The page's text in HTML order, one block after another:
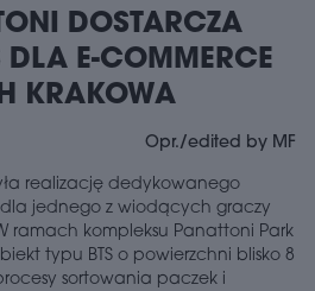
DOSTARCZA
DLA E-COMMERCE
KRAKOWA
Opr./edited by MF
realizację dedykowanego
jednego z wiodących graczy
ramach kompleksu Panattoni Park
typu BTS o powierzchni blisko 8
sortowania paczek i